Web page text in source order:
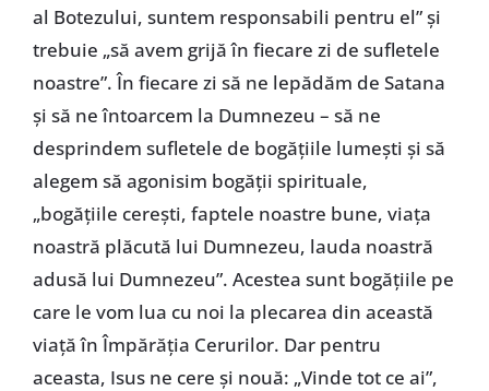
al Botezului, suntem responsabili pentru el” și
trebuie „să avem grijă în fiecare zi de sufletele
noastre”. În fiecare zi să ne lepădăm de Satana
și să ne întoarcem la Dumnezeu – să ne
desprindem sufletele de bogățiile lumești și să
alegem să agonisim bogății spirituale,
„bogățiile cerești, faptele noastre bune, viața
noastră plăcută lui Dumnezeu, lauda noastră
adusă lui Dumnezeu”. Acestea sunt bogățiile pe
care le vom lua cu noi la plecarea din această
viață în Împărăția Cerurilor. Dar pentru
aceasta, Isus ne cere și nouă: „Vinde tot ce ai”,